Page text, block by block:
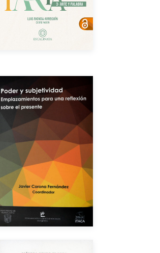
Gratuito
Autores
Año de edición
Impreso $250.00